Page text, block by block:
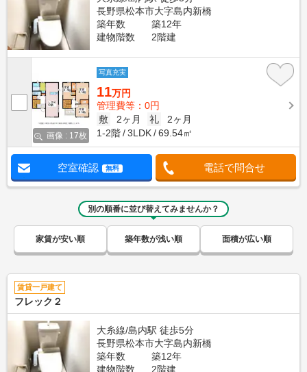
長野県松本市大字島内新橋
築年数
築12年
建物階数
2階建
画像 : 17枚
写真充実
11万円
管理費等：0円
敷
2ヶ月 礼
2ヶ月
1-2階
3LDK 69.54㎡
空室確認 無料 電話で問合せ
別の順番に並び替えてみませんか？
家賃が安い順 築年数が浅い順 面積が広い順
賃貸一戸建て
フレック２
大糸線/島内駅 徒歩5分
長野県松本市大字島内新橋
築年数
築12年
建物階数
2階建